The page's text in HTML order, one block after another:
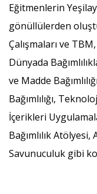
Eğitmenlerin
gönüllülerden
Çalışmaları ve
Dünyada
ve Madde
Bağımlılığı,
İçerikleri
Bağımlılık
Savunuculuk gibi